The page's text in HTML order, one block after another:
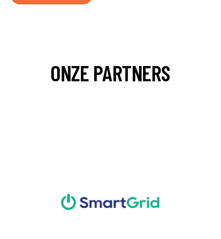
ONZE PARTNERS